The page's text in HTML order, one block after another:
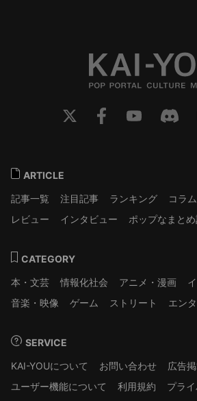
ARTICLE
記事一覧
注目記事 ランキング コラム
レビュー
インタビュー ポップなまと
CATEGORY
本・文芸
情報化社会 アニメ・漫画
音楽・映像
ゲーム ストリート エン
SERVICE
KAI-YOUについて
お問い合わせ
広告
ユーザー機能について
利用規約
プラ